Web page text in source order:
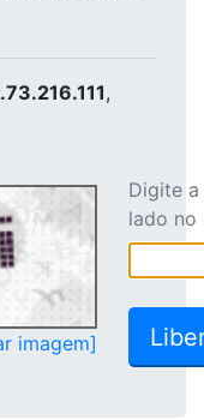
,
imagem]
Digite
lado no